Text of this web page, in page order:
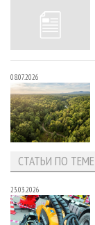
08.07.2026
СТАТЬИ ПО ТЕМЕ
23.03.2026